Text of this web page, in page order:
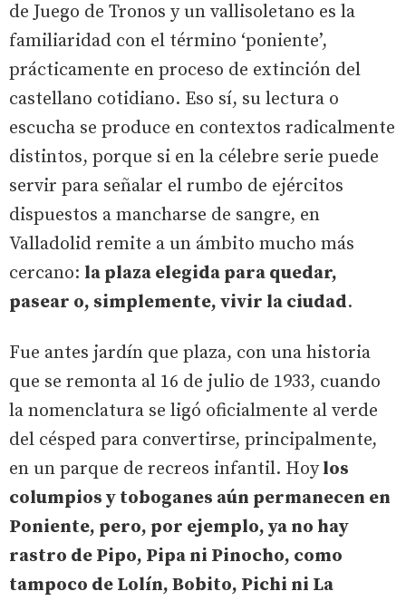
de Juego de Tronos y un vallisoletano es la
familiaridad con el término ‘poniente’,
prácticamente en proceso de extinción del
castellano cotidiano. Eso sí, su lectura o
escucha se produce en contextos radicalmente
distintos, porque si en la célebre serie puede
servir para señalar el rumbo de ejércitos
dispuestos a mancharse de sangre, en
Valladolid remite a un ámbito mucho más
cercano: la plaza elegida para quedar,
pasear o, simplemente, vivir la ciudad.
Fue antes jardín que plaza, con una historia
que se remonta al 16 de julio de 1933, cuando
la nomenclatura se ligó oficialmente al verde
del césped para convertirse, principalmente,
en un parque de recreos infantil. Hoylos
columpios y toboganes aún permanecen en
Poniente, pero, por ejemplo, ya no hay
rastro de Pipo, Pipa ni Pinocho, como
tampoco de Lolín, Bobito, Pichi ni La